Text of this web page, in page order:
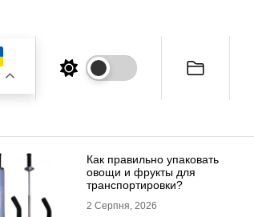
Как правильно упаковать
овощи и фрукты для
транспортировки?
2 Серпня, 2026